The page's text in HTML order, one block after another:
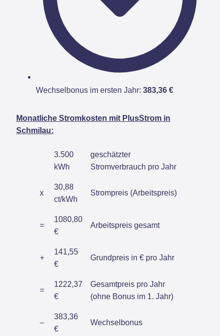
Wechselbonus im ersten Jahr: 383,36 €
Monatliche Stromkosten mit PlusStrom in
Schmilau:
3.500
kWh
geschätzter
Stromverbrauch pro Jahr
x
30,88
ct/kWh
Strompreis (Arbeitspreis)
=
1080,80
€
Arbeitspreis gesamt
+
141,55
€
Grundpreis in € pro Jahr
=
1222,37
€
Gesamtpreis pro Jahr
(ohne Bonus im 1. Jahr)
–
383,36
€
Wechselbonus